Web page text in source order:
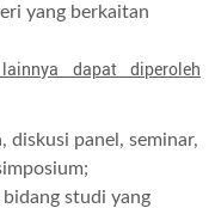
yang berkaitan
dapat diperoleh
diskusi panel, seminar,
studi yang